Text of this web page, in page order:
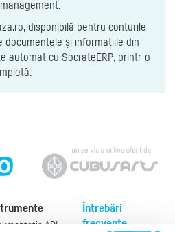
disponibilă pentru conturile
documentele și informațiile din
automat cu SocrateERP, printr-o
API
Întrebări
frecvente